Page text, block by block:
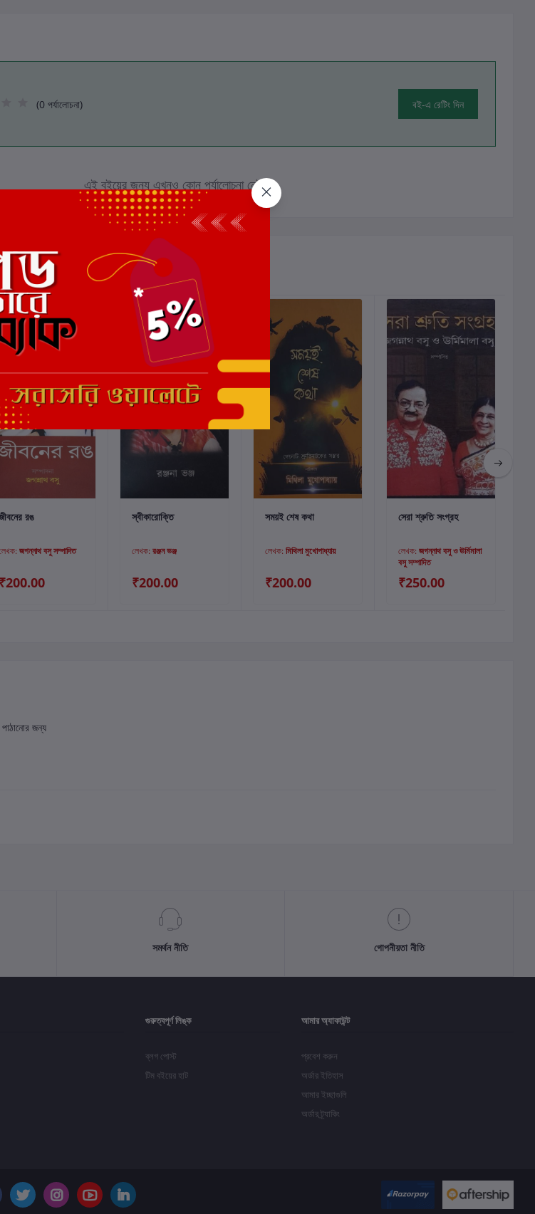
(0 পর্যালোচনা) বই-এ রেটিং দিন
এই বইয়ের জন্য এখনও কোন পর্যালোচনা নেই
কার্টে যোগ করুন
রঙ
জগন্নাথ বসু সম্পাদিত
₹200.00
কার্টে যোগ করুন
স্বীকারোক্তি
লেখক: রঞ্জন ভঞ্জ
₹200.00
কার্টে যোগ করুন
সময়ই শেষ কথা
লেখক: মিথিলা মুখোপাধ্যায়
₹200.00
কার্টে যোগ করুন
সেরা শ্রুতি সংগ্রহ
লেখক: জগন্নাথ বসু ও ঊর্মিমালা
বসু সম্পাদিত
₹250.00
জন্য
সমর্থন নীতি গোপনীয়তা নীতি
গুরুত্বপূর্ণ লিঙ্ক
ব্লগ পোস্ট
টিম বইয়ের হাট
আমার অ্যাকাউন্ট
প্রবেশ করুন
অর্ডার ইতিহাস
আমার ইচ্ছাগুলি
অর্ডার ট্র্যাকিং